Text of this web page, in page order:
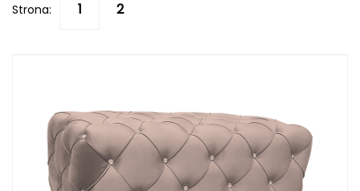
Strona: